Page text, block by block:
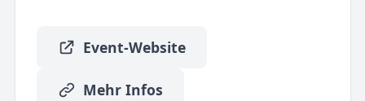
Event-Website
Mehr Infos